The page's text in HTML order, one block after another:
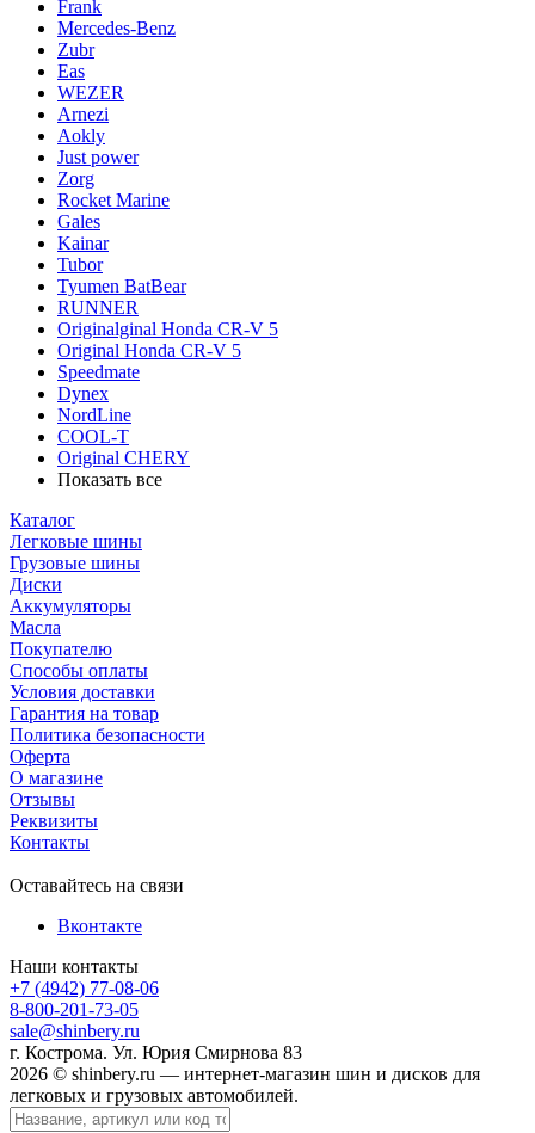
Frank
Mercedes-Benz
Zubr
Eas
WEZER
Arnezi
Aokly
Just power
Zorg
Rocket Marine
Gales
Kainar
Tubor
Tyumen BatBear
RUNNER
Originalginal Honda CR-V 5
Original Honda CR-V 5
Speedmate
Dynex
NordLine
COOL-T
Original СHERY
Показать все
Каталог
Легковые шины
Грузовые шины
Диски
Аккумуляторы
Масла
Покупателю
Способы оплаты
Условия доставки
Гарантия на товар
Политика безопасности
Оферта
О магазине
Отзывы
Реквизиты
Контакты
Оставайтесь на связи
Вконтакте
Наши контакты
+7 (4942) 77-08-06
8-800-201-73-05
sale@shinbery.ru
г. Кострома. Ул. Юрия Смирнова 83
2026 © shinbery.ru — интернет-магазин шин и дисков для
легковых и грузовых автомобилей.